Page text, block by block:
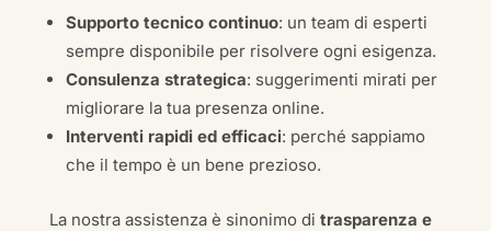
Supporto tecnico continuo: un team di esperti
sempre disponibile per risolvere ogni esigenza.
Consulenza strategica: suggerimenti mirati per
migliorare la tua presenza online.
Interventi rapidi ed efficaci: perché sappiamo
che il tempo è un bene prezioso.
La nostra assistenza è sinonimo di trasparenza e